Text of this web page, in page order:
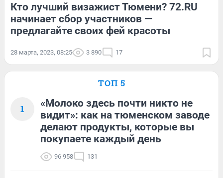
Кто лучший визажист Тюмени? 72.RU
начинает сбор участников —
предлагайте своих фей красоты
28 марта, 2023, 08:25 3 890 17
ТОП 5
1
«Молоко здесь почти никто не
видит»: как на тюменском заводе
делают продукты, которые вы
покупаете каждый день
96 958 131